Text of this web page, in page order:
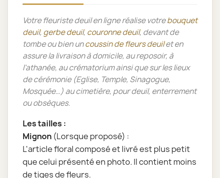
Votre fleuriste deuil en ligne réalise votrebouquet
deuil, gerbe deuil, couronne deuil, devant de
tombe ou bien uncoussin de fleurs deuilet en
assure la livraison à domicile, au reposoir, à
l’athanée, au crématorium ainsi que sur les lieux
de cérémonie (Eglise, Temple, Sinagogue,
Mosquée…) au cimetière, pour deuil, enterrement
ou obsèques.
Les tailles :
Mignon (Lorsque proposé) :
L'article floral composé et livré est plus petit
que celui présenté en photo. Il contient moins
de tiges de fleurs.